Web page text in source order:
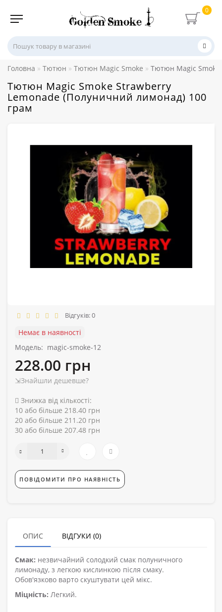
0
Головна Тютюн Тютюн Magic Smoke Тютюн Magic
Тютюн Magic Smoke Strawberry
Lemonade (Полуничний лимонад) 100
грам
Відгуків: 0
Немає в наявності
Модель: magic-smoke-12
228.00 грн
⇲Знайшли дешевше?
Знижка від кількості:
10 або більше 218.40 грн
20 або більше 211.20 грн
30 або більше 207.48 грн
ПОВІДОМИТИ ПРО НАЯВНІСТЬ
ОПИС ВІДГУКИ (0)
Смак: незвичайний солодкий смак полуничного
лимонаду, з легкою кислинкою після смаку.
Обов'язково варто скуштувати цей мікс.
Міцність: Легкий.